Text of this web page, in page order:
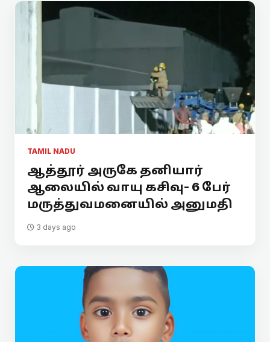
TAMIL NADU
ஆத்தூர் அருகே தனியார்
ஆலையில் வாயு கசிவு- 6 பேர்
மருத்துவமனையில் அனுமதி
3 days ago